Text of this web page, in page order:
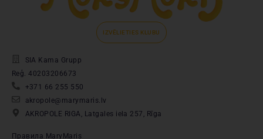
IZVĒLIETIES KLUBU
SIA Kama Grupp
Reģ. 40203206673
+371 66 255 550
akropole@marymaris.lv
AKROPOLE RIGA, Latgales iela 257, Rīga
Правила MaryMaris